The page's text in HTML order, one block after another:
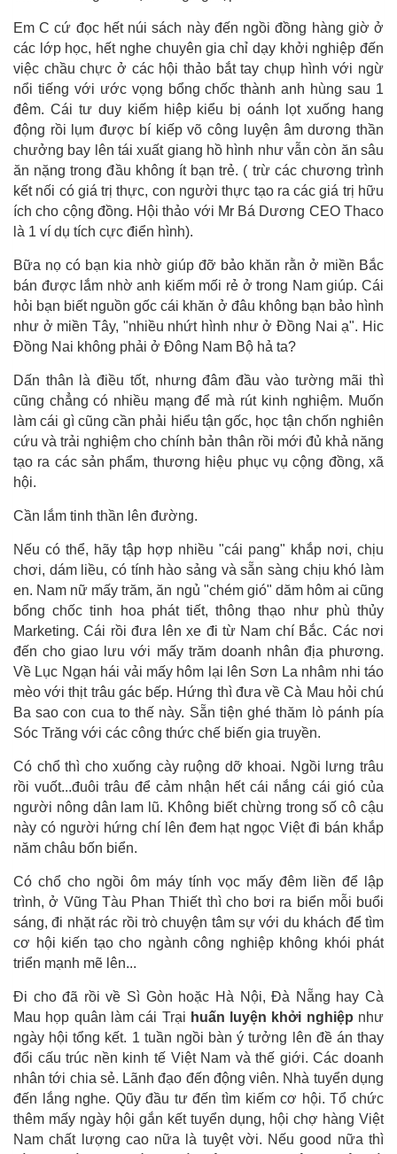
Em C cứ đọc hết núi sách này đến ngồi đồng hàng giờ ở
các lớp học, hết nghe chuyên gia chỉ dạy khởi nghiệp đến
việc chầu chực ở các hội thảo bắt tay chụp hình với ngừ
nổi tiếng với ước vọng bổng chốc thành anh hùng sau 1
đêm. Cái tư duy kiếm hiệp kiểu bị oánh lọt xuống hang
động rồi lụm được bí kiếp võ công luyện âm dương thần
chưởng bay lên tái xuất giang hồ hình như vẫn còn ăn sâu
ăn nặng trong đầu không ít bạn trẻ. ( trừ các chương trình
kết nối có giá trị thực, con người thực tạo ra các giá trị hữu
ích cho cộng đồng. Hội thảo với Mr Bá Dương CEO Thaco
là 1 ví dụ tích cực điển hình).
Bữa nọ có bạn kia nhờ giúp đỡ bảo khăn rằn ở miền Bắc
bán được lắm nhờ anh kiếm mối rẻ ở trong Nam giúp. Cái
hỏi bạn biết nguồn gốc cái khăn ở đâu không bạn bảo hình
như ở miền Tây, "nhiều nhứt hình như ở Đồng Nai ạ". Hic
Đồng Nai không phải ở Đông Nam Bộ hả ta?
Dấn thân là điều tốt, nhưng đâm đầu vào tường mãi thì
cũng chẳng có nhiều mạng để mà rút kinh nghiệm. Muốn
làm cái gì cũng cần phải hiểu tận gốc, học tận chốn nghiên
cứu và trải nghiệm cho chính bản thân rồi mới đủ khả năng
tạo ra các sản phẩm, thương hiệu phục vụ cộng đồng, xã
hội.
Cần lắm tinh thần lên đường.
Nếu có thể, hãy tập hợp nhiều "cái pang" khắp nơi, chịu
chơi, dám liều, có tính hào sảng và sẵn sàng chịu khó làm
en. Nam nữ mấy trăm, ăn ngủ "chém gió" dăm hôm ai cũng
bổng chốc tinh hoa phát tiết, thông thạo như phù thủy
Marketing. Cái rồi đưa lên xe đi từ Nam chí Bắc. Các nơi
đến cho giao lưu với mấy trăm doanh nhân địa phương.
Về Lục Ngạn hái vải mấy hôm lại lên Sơn La nhâm nhi táo
mèo với thịt trâu gác bếp. Hứng thì đưa về Cà Mau hỏi chú
Ba sao con cua to thế này. Sẵn tiện ghé thăm lò pánh pía
Sóc Trăng với các công thức chế biến gia truyền.
Có chổ thì cho xuống cày ruộng dỡ khoai. Ngồi lưng trâu
rồi vuốt...đuôi trâu để cảm nhận hết cái nắng cái gió của
người nông dân lam lũ. Không biết chừng trong số cô cậu
này có người hứng chí lên đem hạt ngọc Việt đi bán khắp
năm châu bốn biển.
Có chổ cho ngồi ôm máy tính vọc mấy đêm liền để lập
trình, ở Vũng Tàu Phan Thiết thì cho bơi ra biển mỗi buổi
sáng, đi nhặt rác rồi trò chuyện tâm sự với du khách để tìm
cơ hội kiến tạo cho ngành công nghiệp không khói phát
triển mạnh mẽ lên...
Đi cho đã rồi về Sì Gòn hoặc Hà Nội, Đà Nẵng hay Cà
Mau họp quân làm cái Trại huấn luyện khởi nghiệp như
ngày hội tổng kết. 1 tuần ngồi bàn ý tưởng lên đề án thay
đổi cấu trúc nền kinh tế Việt Nam và thế giới. Các doanh
nhân tới chia sẻ. Lãnh đạo đến động viên. Nhà tuyển dụng
đến lắng nghe. Qũy đầu tư đến tìm kiếm cơ hội. Tổ chức
thêm mấy ngày hội gắn kết tuyển dụng, hội chợ hàng Việt
Nam chất lượng cao nữa là tuyệt vời. Nếu good nữa thì